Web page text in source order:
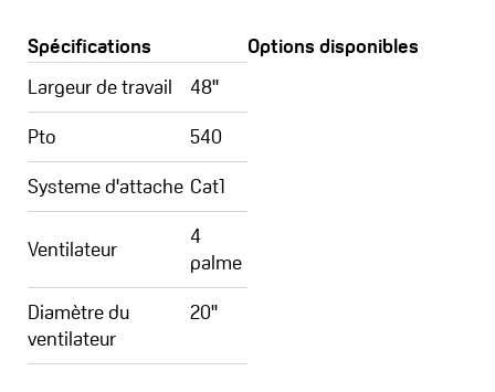
Spécifications
Largeur de travail
48''
Pto
540
Systeme d'attache Cat1
Ventilateur
4
palme
Diamètre du
ventilateur
20''
Options disponibles